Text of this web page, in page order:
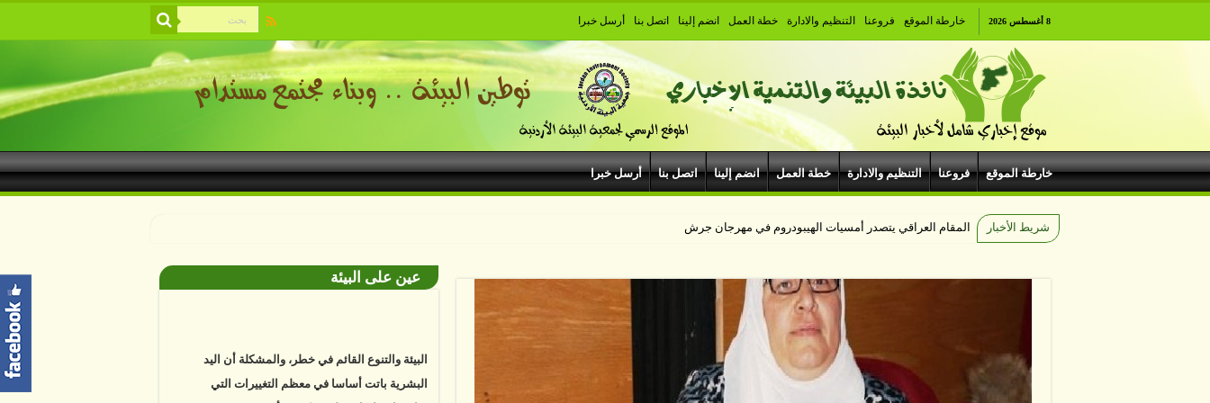
8 أغسطس 2026 خارطة الموقع فروعنا التنظيم والادارة خطة العمل انضم إلينا اتصل بنا أرسل خبرا
خارطة الموقع فروعنا التنظيم والادارة خطة العمل انضم إلينا اتصل بنا أرسل خبرا
شريط الأخبار المقام العراقي يتصدر أمسيات الهيبودروم في مهرجان جرش
عين على البيئة
البيئة والتنوع القائم في خطر، والمشكلة أن اليد
البشرية باتت أساسا في معظم التغييرات التي